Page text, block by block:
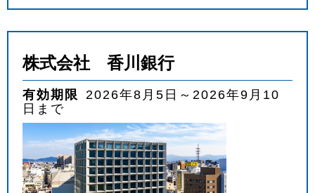
株式会社 香川銀行
有効期限
2026年8月5日～2026年9月10
日まで